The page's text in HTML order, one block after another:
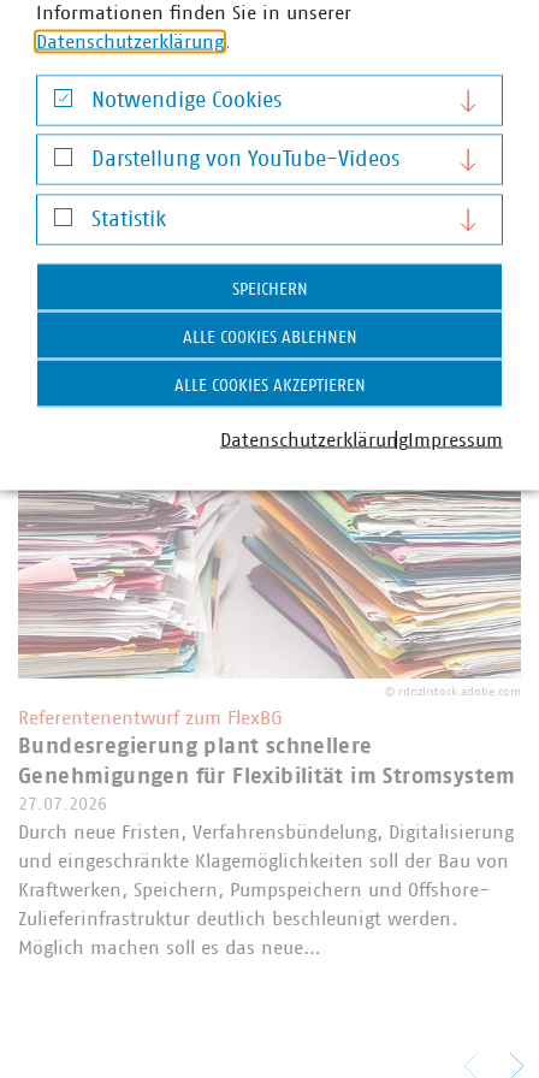
+49 30 58580-262
krause(at)vku(dot)de
Schlagworte
StadtreinigungStadtsauberkeitBetriebsdaten
Weitere Artikel zum Thema Infrastruktur und
Dienstleistungen
© rdnzl/stock.adobe.com
Referentenentwurf zum FlexBG
Bundesregierung plant schnellere
Genehmigungen für Flexibilität im Stromsystem
27.07.2026
Durch neue Fristen, Verfahrensbündelung, Digitalisierung
und eingeschränkte Klagemöglichkeiten soll der Bau von
Kraftwerken, Speichern, Pumpspeichern und Offshore-
Zulieferinfrastruktur deutlich beschleunigt werden.
Möglich machen soll es das neue…
Informationen finden Sie in unserer
Datenschutzerklärung
Notwendige Cookies
Notwendige Cookies
Darstellung von YouTube-Videos
Darstellung von YouTube-Videos
Statistik
Statistik
SPEICHERN
ALLE COOKIES ABLEHNEN
ALLE COOKIES AKZEPTIEREN
DatenschutzerklärungImpressum